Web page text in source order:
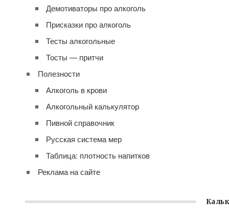
Демотиваторы про алкоголь
Присказки про алкоголь
Тесты алкогольные
Тосты — притчи
Полезности
Алкоголь в крови
Алкогольный калькулятор
Пивной справочник
Русская система мер
Таблица: плотность напитков
Реклама на сайте